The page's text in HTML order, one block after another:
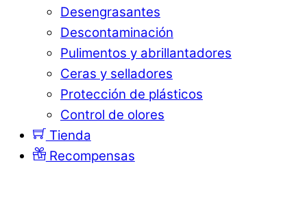
Desengrasantes
Descontaminación
Pulimentos y abrillantadores
Ceras y selladores
Protección de plásticos
Control de olores
Tienda
Recompensas